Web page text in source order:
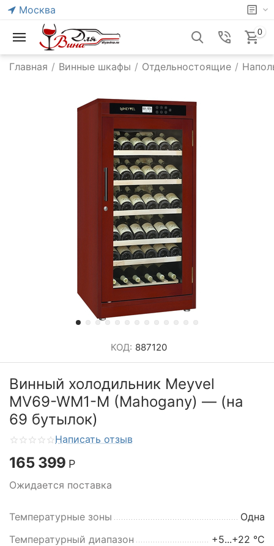
Москва
0
Главная / Винные шкафы / Отдельностоящие /
КОД: 887120
Винный холодильник Meyvel
MV69-WM1-M (Mahogany) — (на
69 бутылок)
Написать отзыв
165 399 Р
Ожидается поставка
Температурные зоны
Одна
Температурный диапазон
+5...+22 °C